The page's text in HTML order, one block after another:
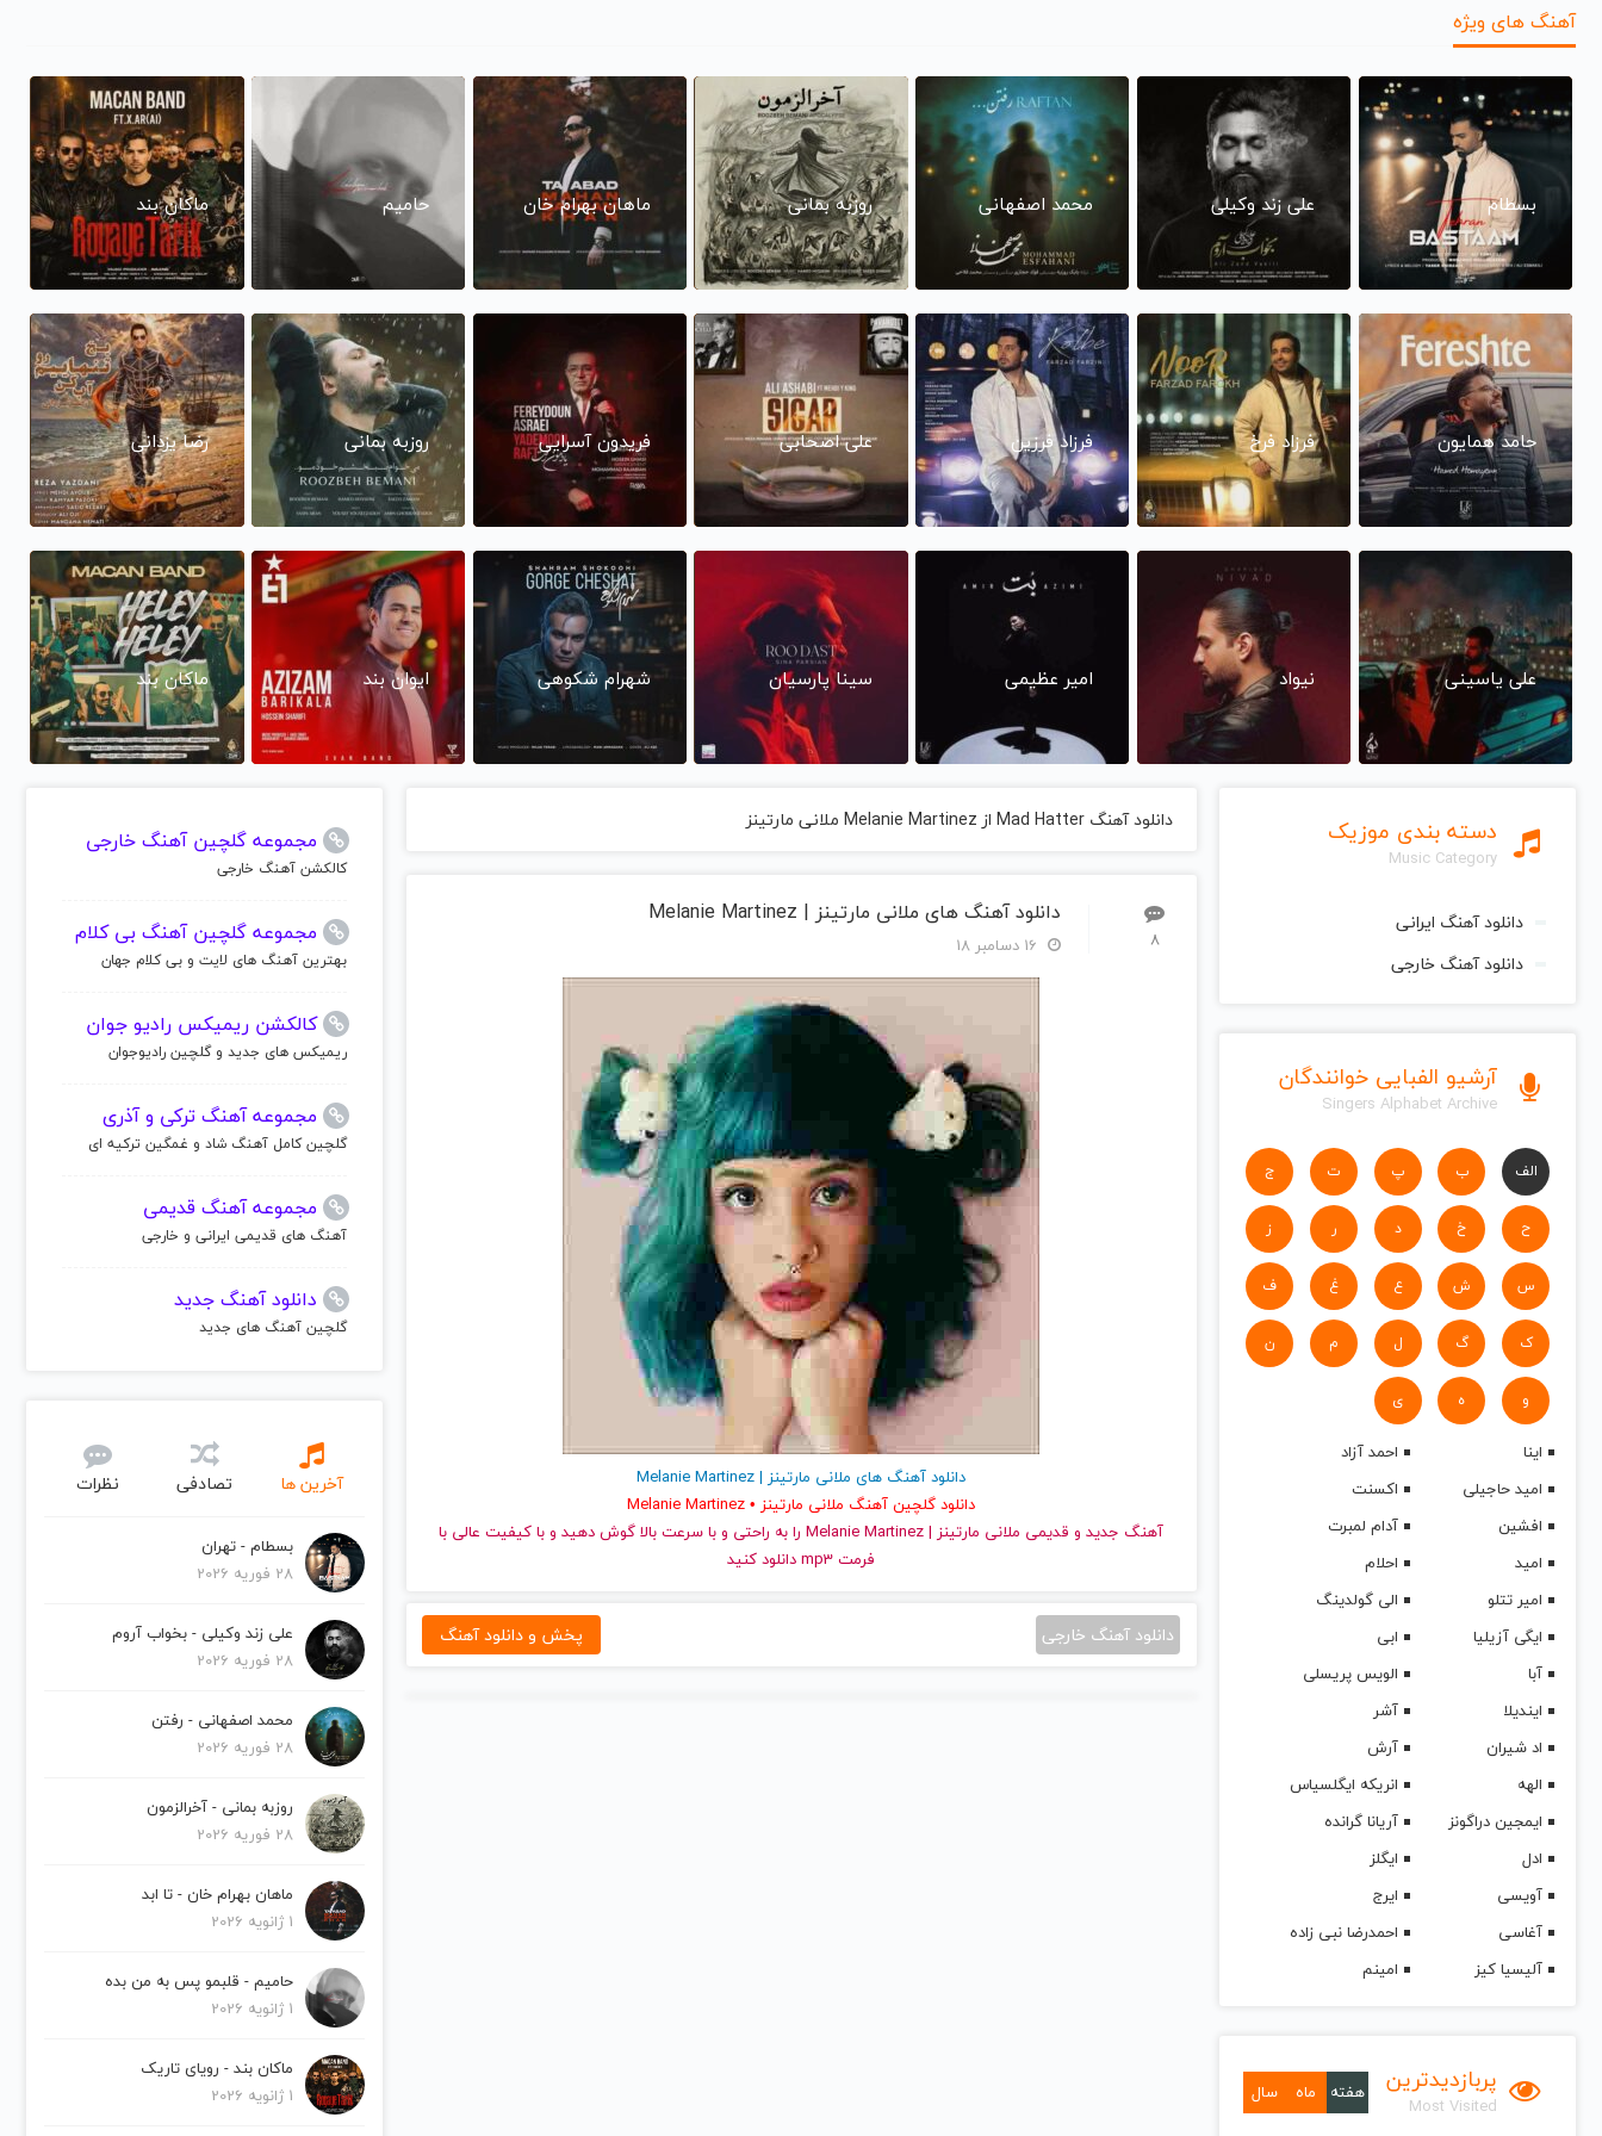
آهنگ های ویژه
بسطام علی زند وکیلی محمد اصفهانی روزبه بمانی ماهان بهرام خان حامیم ماکان بند
حامد همایون فرزاد فرخ فرزاد فرزین علی اصحابی فریدون آسرایی روزبه بمانی رضا یزدانی
علی یاسینی نیواد امیر عظیمی سینا پارسیان شهرام شکوهی ایوان بند ماکان بند
دسته بندی موزیک
Music Category
دانلود آهنگ ایرانی
دانلود آهنگ خارجی
آرشیو الفبایی خوانندگان
Singers Alphabet Archive
الف ب پ ت ج
ح خ د ر ز
س ش ع غ ف
ک گ ل م ن
و ه ی
اینا
احمد آزاد
امید حاجیلی
اکسنت
افشین
آدام لمبرت
امید
احلام
امیر تتلو
الی گولدینگ
ایگی آزیلیا
ابی
آبا
الویس پریسلی
ایندیلا
آشر
اد شیران
آرش
الهه
انریکه ایگلسیاس
ایمجین دراگونز
آریانا گرانده
ادل
ایگلز
آویسی
ایرج
آغاسی
احمدرضا نبی زاده
آلیسیا کیز
امینم
پربازدیدترین
Most Visited
هفته ماه سال
دانلود آهنگ Mad Hatter از Melanie Martinez ملانی مارتینز
8
دانلود آهنگ های ملانی مارتینز | Melanie Martinez
دانلود آهنگ های ملانی مارتینز | Melanie Martinez
دانلود گلچین آهنگ ملانی مارتینز • Melanie Martinez
آهنگ جدید
و قدیمی ملانی مارتینز | Melanie Martinez را به راحتی و با سرعت بالا گوش دهید و با کیفیت عالی با
فرمت mp3 دانلود کنید
دانلود آهنگ خارجی پخش و دانلود آهنگ
مجموعه گلچین آهنگ خارجی
کالکشن آهنگ خارجی
مجموعه گلچین آهنگ بی کلام
بهترین آهنگ های لایت و بی کلام جهان
کالکشن ریمیکس رادیو جوان
ریمیکس های جدید و گلچین رادیوجوان
مجموعه آهنگ ترکی و آذری
گلچین کامل آهنگ شاد و غمگین ترکیه ای
مجموعه آهنگ قدیمی
آهنگ های قدیمی ایرانی و خارجی
دانلود آهنگ جدید
گلچین آهنگ های جدید
آخرین ها تصادفی نظرات
بسطام - تهران
28 فوریه 2026
علی زند وکیلی - بخواب آروم
28 فوریه 2026
محمد اصفهانی - رفتن
28 فوریه 2026
روزبه بمانی - آخرالزمون
28 فوریه 2026
ماهان بهرام خان - تا ابد
1 ژانویه 2026
حامیم - قلبمو پس به من بده
1 ژانویه 2026
ماکان بند - رویای تاریک
1 ژانویه 2026